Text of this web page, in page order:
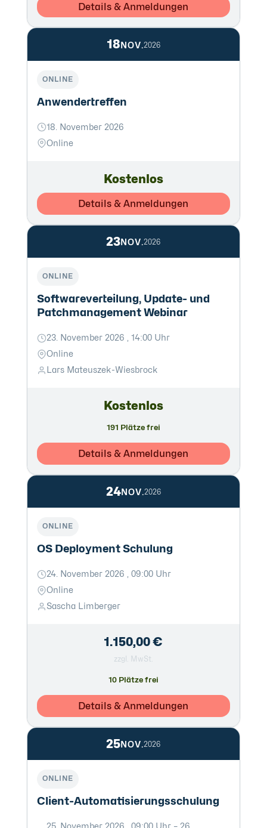
Details & Anmeldungen
18NOV.2026
ONLINE
Anwendertreffen
18. November 2026
Online
Kostenlos
Details & Anmeldungen
23NOV.2026
ONLINE
Softwareverteilung, Update- und
Patchmanagement Webinar
23. November 2026 , 14:00 Uhr
Online
Lars Mateuszek-Wiesbrock
Kostenlos
191 Plätze frei
Details & Anmeldungen
24NOV.2026
ONLINE
OS Deployment Schulung
24. November 2026 , 09:00 Uhr
Online
Sascha Limberger
1.150,00 €
zzgl. MwSt.
10 Plätze frei
Details & Anmeldungen
25NOV.2026
ONLINE
Client-Automatisierungsschulung